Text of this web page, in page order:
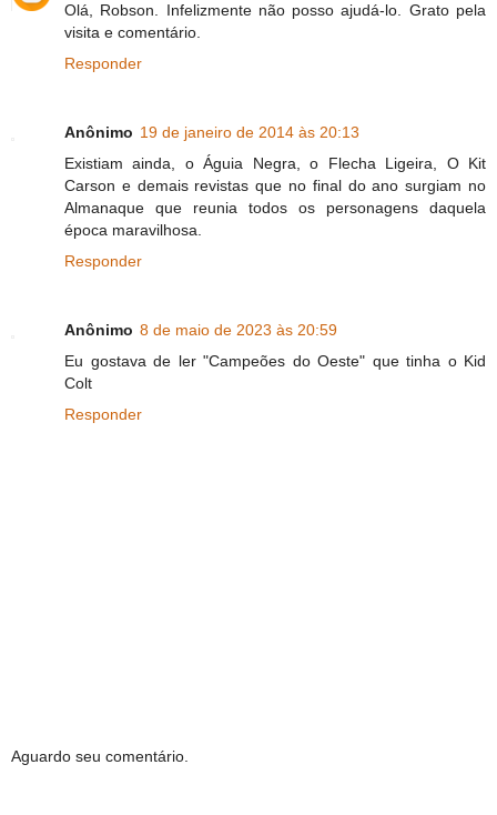
Olá, Robson. Infelizmente não posso ajudá-lo. Grato pela
visita e comentário.
Responder
Anônimo 19 de janeiro de 2014 às 20:13
Existiam ainda, o Águia Negra, o Flecha Ligeira, O Kit
Carson e demais revistas que no final do ano surgiam no
Almanaque que reunia todos os personagens daquela
época maravilhosa.
Responder
Anônimo 8 de maio de 2023 às 20:59
Eu gostava de ler "Campeões do Oeste" que tinha o Kid
Colt
Responder
Aguardo seu comentário.